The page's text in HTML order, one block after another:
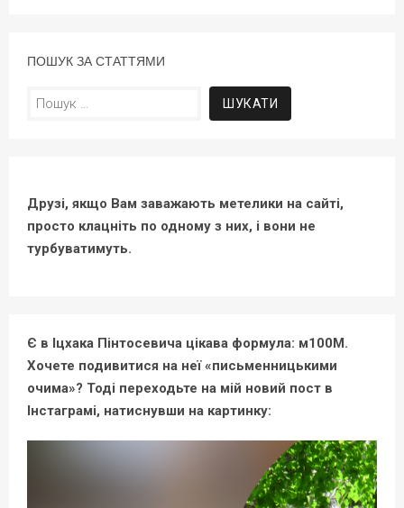
ПОШУК ЗА СТАТТЯМИ
Пошук:
Друзі, якщо Вам заважають метелики на сайті,
просто клацніть по одному з них, і вони не
турбуватимуть.
Є в Іцхака Пінтосевича цікава формула: м100М.
Хочете подивитися на неї «письменницькими
очима»? Тоді переходьте на мій новий пост в
Інстаграмі, натиснувши на картинку: